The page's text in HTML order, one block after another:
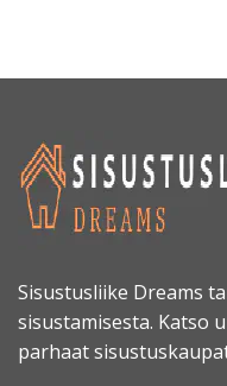
Sisustusliike Dreams
sisustamisesta. Katso
parhaat